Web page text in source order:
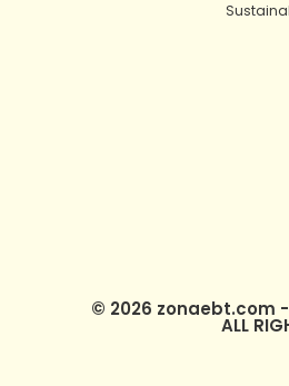
© 2026 zonaebt.com
ALL